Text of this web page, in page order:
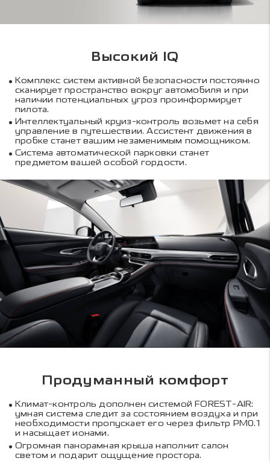
Высокий IQ
Комплекс систем активной безопасности постоянно
сканирует пространство вокруг автомобиля и при
наличии потенциальных угроз проинформирует
пилота.
Интеллектуальный круиз-контроль возьмет на себя
управление в путешествии. Ассистент движения в
пробке станет вашим незаменимым помощником.
Система автоматической парковки станет
предметом вашей особой гордости.
Продуманный комфорт
Климат-контроль дополнен системой FOREST-AIR:
умная система следит за состоянием воздуха и при
необходимости пропускает его через фильтр PM0.1
и насыщает ионами.
Огромная панорамная крыша наполнит салон
светом и подарит ощущение простора.